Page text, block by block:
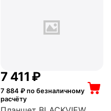
7 411 ₽
7 884 ₽ по безналичному
расчёту